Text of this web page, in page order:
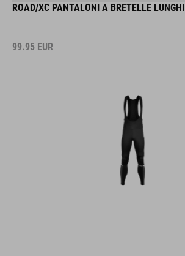
ROAD/XC PANTALONI A BRETELLE LUNGHI
99.95 EUR